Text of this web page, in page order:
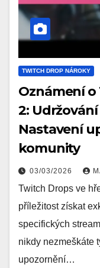
TWITCH DROP NÁROKY
Oznámení
2:
Nastavení
komunity
03/03/2026
Twitch Drops ve
příležitost získat
specifických
nikdy nezmeškáte
upozornění…